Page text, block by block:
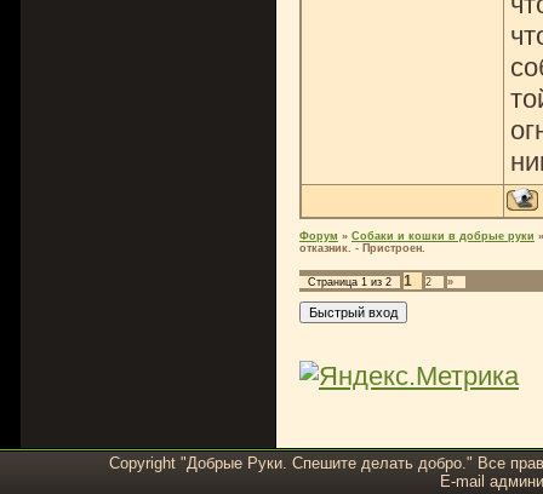
Форум » Собаки и кошки в добрые руки »
отказник. - Пристроен.
Страница 1 из 2 1 2 »
Copyright "Добрые Руки. Спешите делать добро." Все
E-mail